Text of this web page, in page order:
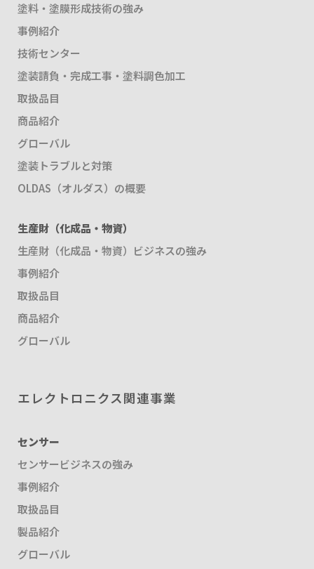
塗料・塗膜形成技術の強み
事例紹介
技術センター
塗装請負・完成工事・塗料調色加工
取扱品目
商品紹介
グローバル
塗装トラブルと対策
OLDAS（オルダス）の概要
生産財（化成品・物資）
生産財（化成品・物資）ビジネスの強み
事例紹介
取扱品目
商品紹介
グローバル
エレクトロニクス関連事業
センサー
センサービジネスの強み
事例紹介
取扱品目
製品紹介
グローバル